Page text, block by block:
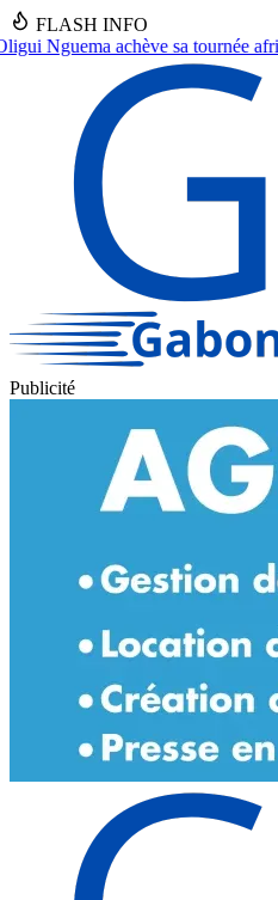
FLASH INFO
des accords stratégiques en
Publicité